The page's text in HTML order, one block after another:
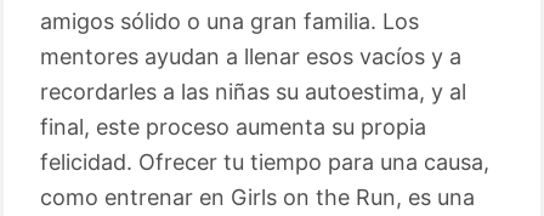
amigos sólido o una gran familia. Los
mentores ayudan a llenar esos vacíos y a
recordarles a las niñas su autoestima, y al
final, este proceso aumenta su propia
felicidad. Ofrecer tu tiempo para una causa,
como entrenar en Girls on the Run, es una